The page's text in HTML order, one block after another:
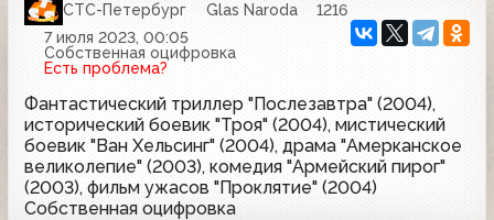
СТС-Петербург Glas Naroda
1216
7 июля 2023, 00:05
Собственная оцифровка
Есть проблема?
Фантастический триллер "Послезавтра" (2004),
исторический боевик "Троя" (2004), мистический
боевик "Ван Хельсинг" (2004), драма "Амерканское
великолепие" (2003), комедия "Армейский пирог"
(2003), фильм ужасов "Проклятие" (2004)
Собственная оцифровка